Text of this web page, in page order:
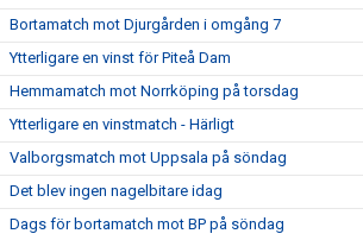
Bortamatch mot Djurgården i omgång 7
Ytterligare en vinst för Piteå Dam
Hemmamatch mot Norrköping på torsdag
Ytterligare en vinstmatch - Härligt
Valborgsmatch mot Uppsala på söndag
Det blev ingen nagelbitare idag
Dags för bortamatch mot BP på söndag